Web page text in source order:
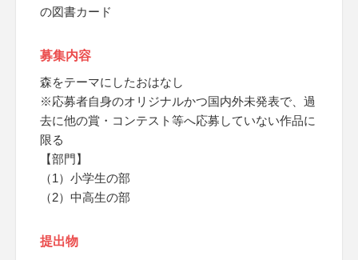
の図書カード
募集内容
森をテーマにしたおはなし
※応募者自身のオリジナルかつ国内外未発表で、過
去に他の賞・コンテスト等へ応募していない作品に
限る
【部門】
（1）小学生の部
（2）中高生の部
提出物